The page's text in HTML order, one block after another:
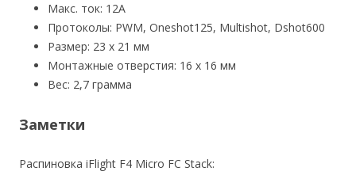
Макс. ток: 12A
Протоколы: PWM, Oneshot125, Multishot, Dshot600
Размер: 23 x 21 мм
Монтажные отверстия: 16 x 16 мм
Вес: 2,7 грамма
Заметки
Распиновка iFlight F4 Micro FC Stack: